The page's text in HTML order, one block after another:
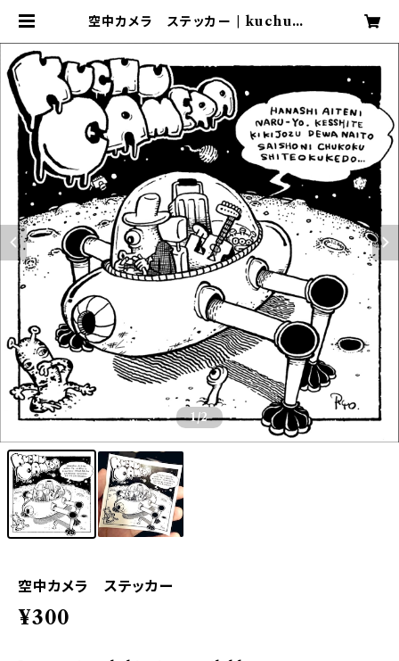
空中カメラ ステッカー | kuchuca
1/2
空中カメラ ステッカー
¥300